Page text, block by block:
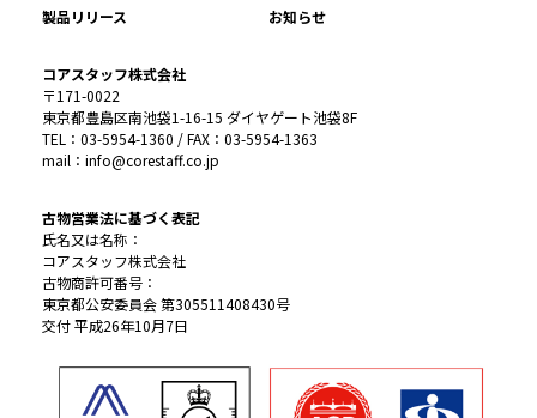
製品リリース
お知らせ
コアスタッフ株式会社
〒171-0022
東京都豊島区南池袋1-16-15 ダイヤゲート池袋8F
TEL：03-5954-1360 / FAX：03-5954-1363
mail：info@corestaff.co.jp
古物営業法に基づく表記
氏名又は名称：
コアスタッフ株式会社
古物商許可番号：
東京都公安委員会 第305511408430号
交付 平成26年10月7日